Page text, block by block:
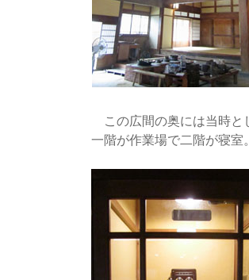
この広間の奥には当時と
一階が作業場で二階が寝